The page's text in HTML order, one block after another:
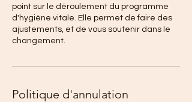
point sur le déroulement du programme
d'hygiène vitale. Elle permet de faire des
ajustements, et de vous soutenir dans le
changement.
Politique d'annulation